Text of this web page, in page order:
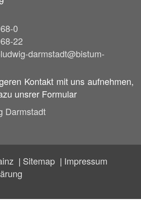
0
22
darmstadt@bistum-
Kontakt mit uns aufnehmen,
unsrer Formular
Darmstadt
Sitemap
Impressum